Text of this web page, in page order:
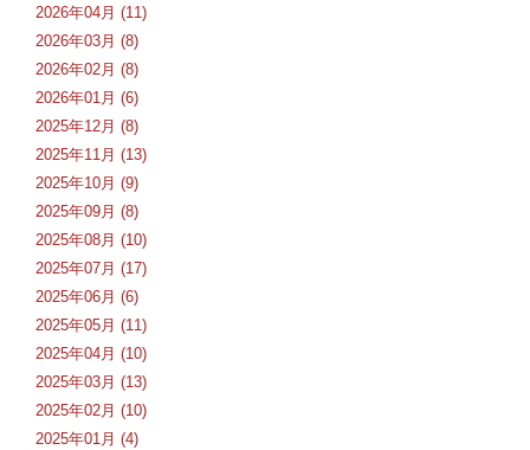
2026年04月 (11)
2026年03月 (8)
2026年02月 (8)
2026年01月 (6)
2025年12月 (8)
2025年11月 (13)
2025年10月 (9)
2025年09月 (8)
2025年08月 (10)
2025年07月 (17)
2025年06月 (6)
2025年05月 (11)
2025年04月 (10)
2025年03月 (13)
2025年02月 (10)
2025年01月 (4)